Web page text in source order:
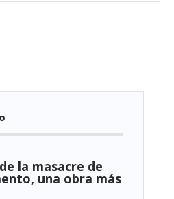
la masacre de
una obra más